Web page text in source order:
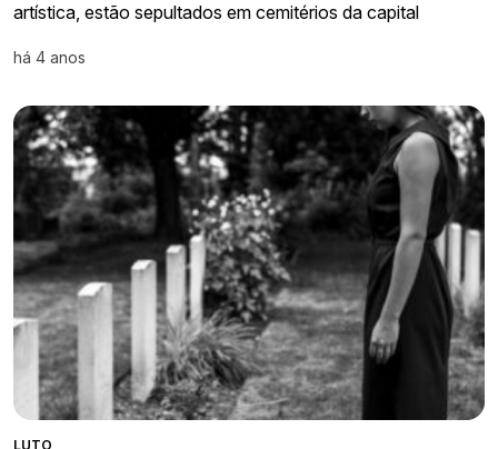
artística, estão sepultados em cemitérios da capital
há 4 anos
LUTO